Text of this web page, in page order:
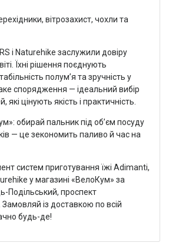
вітрозахист, чохли та
і Naturehike заслужили довіру
Їхні рішення поєднують
полум’я та зручність у
спорядження — ідеальний вибір
цінують якість і практичність.
обирай пальник під об’єм посуду
— це зекономить паливо й час на
систем приготування їжі Adimanti,
у магазині «ВелоКум» за
Подільський, проспект
із доставкою по всій
будь-де!